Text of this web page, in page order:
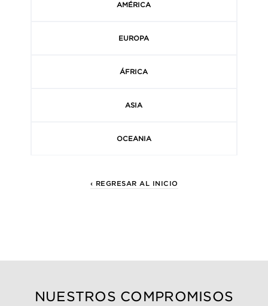
AMÉRICA
EUROPA
ÁFRICA
ASIA
OCEANIA
‹ REGRESAR AL INICIO
NUESTROS COMPROMISOS